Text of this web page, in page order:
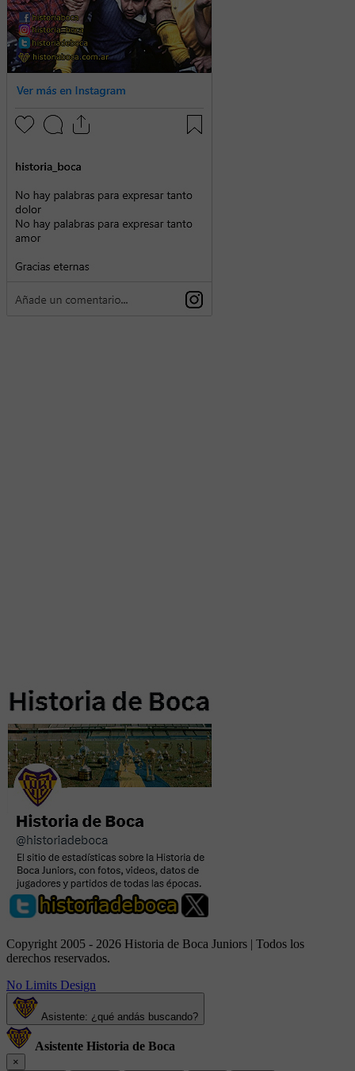
Copyright 2005 - 2026 Historia de Boca Juniors | Todos los
derechos reservados.
No Limits Design
Asistente: ¿qué andás buscando?
Asistente Historia de Boca
×